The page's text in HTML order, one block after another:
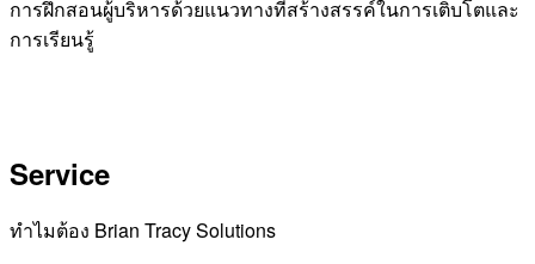
การฝึกสอนผู้บริหารด้วยแนวทางที่สร้างสรรค์ในการเติบโตและ
การเรียนรู้
Service
ทำไมต้อง Brian Tracy Solutions